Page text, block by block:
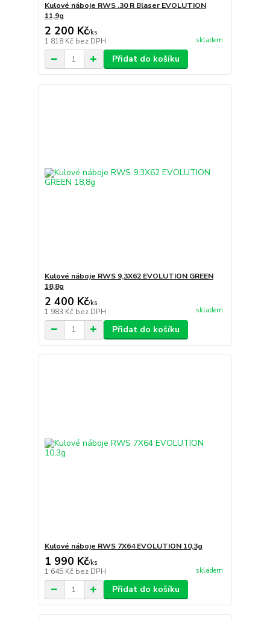
Kulové náboje RWS .30 R Blaser EVOLUTION
11,9g
2 200 Kč/ks
1 818 Kč bez DPH skladem
Přidat do košíku
Kulové náboje RWS 9,3X62 EVOLUTION GREEN
18,8g
2 400 Kč/ks
1 983 Kč bez DPH skladem
Přidat do košíku
Kulové náboje RWS 7X64 EVOLUTION 10,3g
1 990 Kč/ks
1 645 Kč bez DPH skladem
Přidat do košíku